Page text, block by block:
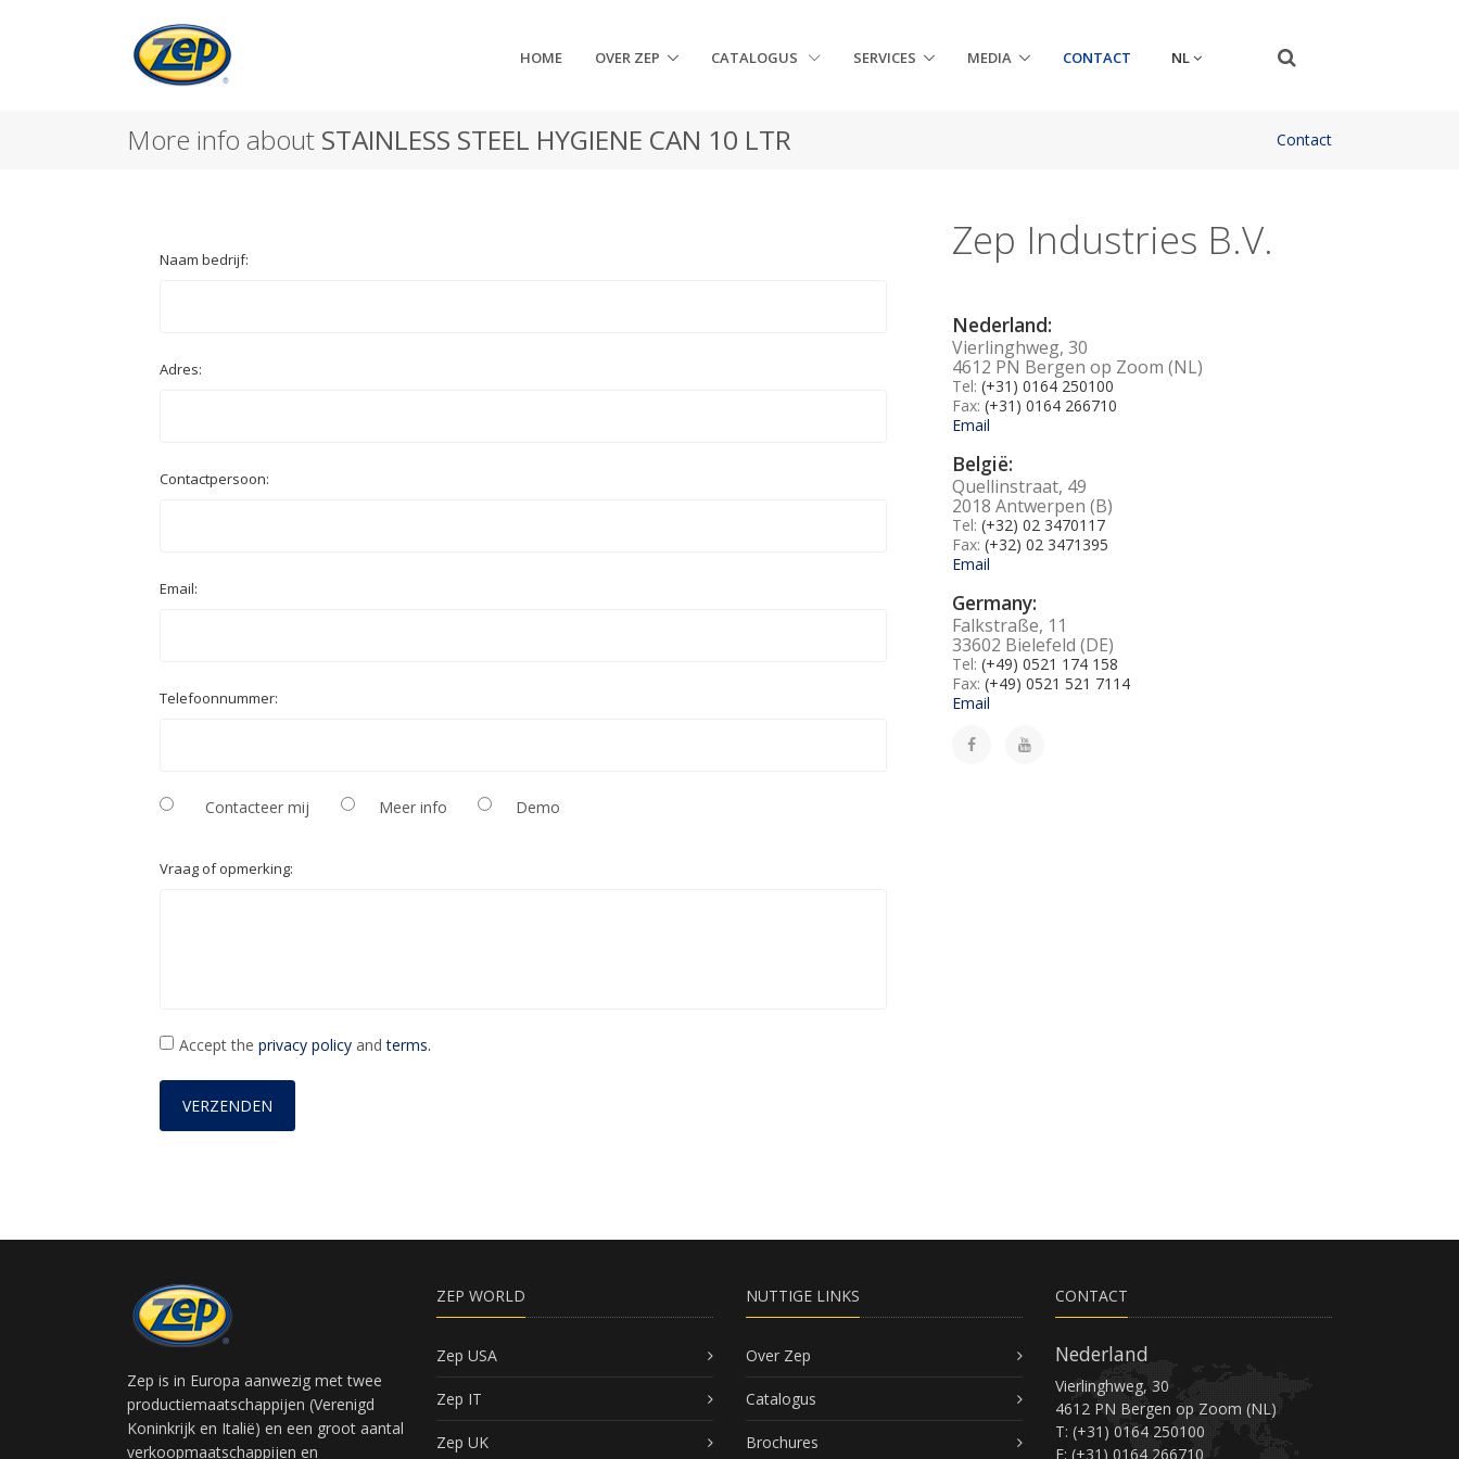
HOME OVER ZEP CATALOGUS SERVICES MEDIA CONTACT NL
More info about STAINLESS STEEL HYGIENE CAN 10 LTR Contact
Naam bedrijf:
Adres:
Contactpersoon:
Email:
Telefoonnummer:
Contacteer mij Meer info Demo
Vraag of opmerking:
Accept the privacy policyandterms.
Zep Industries B.V.
Nederland:
Vierlinghweg, 30
4612 PN Bergen op Zoom (NL)
Tel: (+31) 0164 250100
Fax: (+31) 0164 266710
Email
België:
Quellinstraat, 49
2018 Antwerpen (B)
Tel: (+32) 02 3470117
Fax: (+32) 02 3471395
Email
Germany:
Falkstraße, 11
33602 Bielefeld (DE)
Tel: (+49) 0521 174 158
Fax: (+49) 0521 521 7114
Email
Zep is in Europa aanwezig met twee
productiemaatschappijen (Verenigd
Koninkrijk en Italië) en een groot aantal
verkoopmaatschappijen en
ZEP WORLD
Zep USA
Zep IT
Zep UK
NUTTIGE LINKS
Over Zep
Catalogus
Brochures
CONTACT
Nederland
Vierlinghweg, 30
4612 PN Bergen op Zoom (NL)
T: (+31) 0164 250100
F: (+31) 0164 266710